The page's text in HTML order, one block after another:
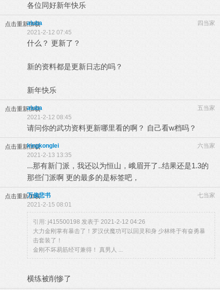
各位同好新年快乐
点击重新加载 四当家
aluba
2021-2-12 07:45
什么？ 更新了？
新的资料都是更新日志的吗？
新年快乐
点击重新加载 五当家
aluba
2021-2-12 08:45
请问你的武功资料更新哪里看的啊？ 自己看w档吗？
点击重新加载 六当家
kingkonglei
2021-2-13 13:35
...那有新门派，我还以为恒山，峨眉开了..结果还是1.3的
那些门派啊 更的最多的是标签吧，
点击重新加载 七当家
万俟悲书
2021-2-15 08:01
引用: j415500198 发表于 2021-2-12 04:26
大力金刚掌有暴击了！罗汉伏魔功可以回灵和身 少林终于有奋勇暴
击套装了！
金刚不坏易筋经可兼得！ 真男人 ...
横练被削惨了